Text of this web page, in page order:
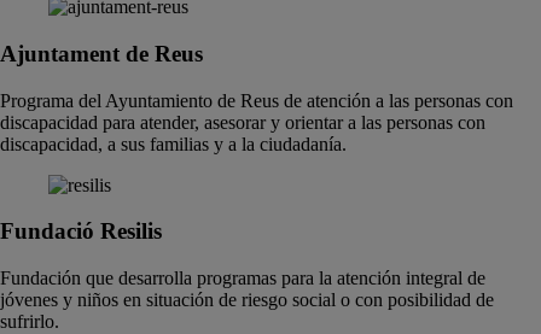
Ajuntament de Reus
Programa del Ayuntamiento de Reus de atención a las personas con
discapacidad para atender, asesorar y orientar a las personas con
discapacidad, a sus familias y a la ciudadanía.
Fundació Resilis
Fundación que desarrolla programas para la atención integral de
jóvenes y niños en situación de riesgo social o con posibilidad de
sufrirlo.